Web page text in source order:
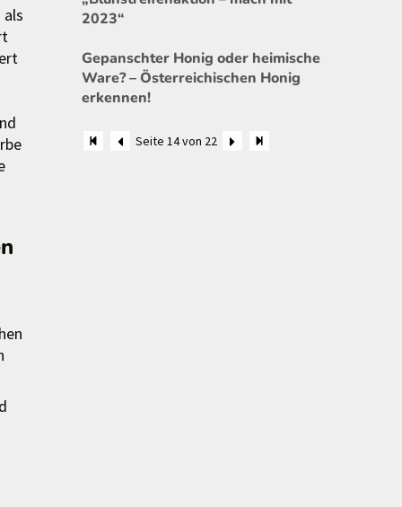
2023“
Gepanschter Honig oder heimische
Ware? – Österreichischen Honig
erkennen!
Seite 14 von 22